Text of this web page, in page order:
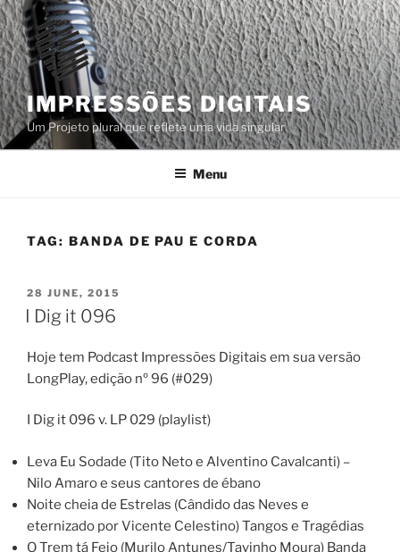
Skip
to
content
IMPRESSÕES DIGITAIS
Um Projeto plural que reflete uma vida singular
Menu
TAG: BANDA DE PAU E CORDA
POSTED
ON
28 JUNE, 2015
I Dig it 096
Hoje tem Podcast Impressões Digitais em sua versão
LongPlay, edição nº 96 (#029)
I Dig it 096 v. LP 029 (playlist)
Leva Eu Sodade (Tito Neto e Alventino Cavalcanti) –
Nilo Amaro e seus cantores de ébano
Noite cheia de Estrelas (Cândido das Neves e
eternizado por Vicente Celestino) Tangos e Tragédias
O Trem tá Feio (Murilo Antunes/Tavinho Moura) Banda